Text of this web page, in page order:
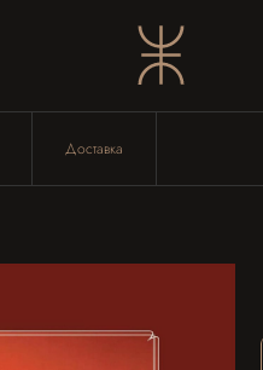
Доставка